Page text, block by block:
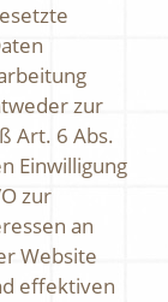
zur
Art. 6 Abs.
Einwilligung
zur
an
Website
effektiven